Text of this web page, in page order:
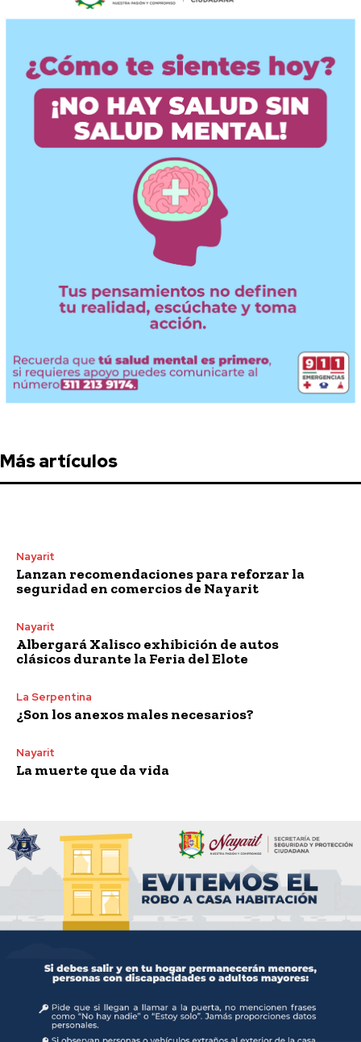
Más artículos
Nayarit
Lanzan recomendaciones para reforzar la
seguridad en comercios de Nayarit
Nayarit
Albergará Xalisco exhibición de autos
clásicos durante la Feria del Elote
La Serpentina
¿Son los anexos males necesarios?
Nayarit
La muerte que da vida